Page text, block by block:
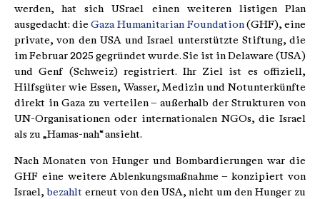
werden, hat sich USrael einen weiteren listigen Plan
ausgedacht: dieGaza Humanitarian Foundation(GHF), eine
private, von den USA und Israel unterstützte Stiftung, die
im Februar 2025 gegründet wurde. Sie ist in Delaware (USA)
und Genf (Schweiz) registriert. Ihr Ziel ist es offiziell,
Hilfsgüter wie Essen, Wasser, Medizin und Notunterkünfte
direkt in Gaza zu verteilen – außerhalb der Strukturen von
UN-Organisationen oder internationalen NGOs, die Israel
als zu „Hamas-nah“ ansieht.
Nach Monaten von Hunger und Bombardierungen war die
GHF eine weitere Ablenkungsmaßnahme – konzipiert von
Israel, bezahlt erneut von den USA, nicht um den Hunger zu